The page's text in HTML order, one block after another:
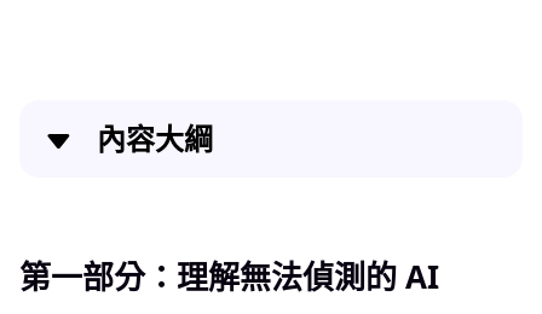
編
輯
內容大綱
第二部分：AI 內容檢測的挑戰
第一部分：理解無法偵測的 AI